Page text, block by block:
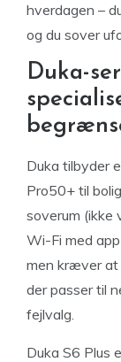
hverdagen –
og du sover
Duka-
Duka tilbyder
Pro50+ til
soverum (ikke
Wi-Fi med
men kræver at
der passer til
fejlvalg.
Duka S6 Plus